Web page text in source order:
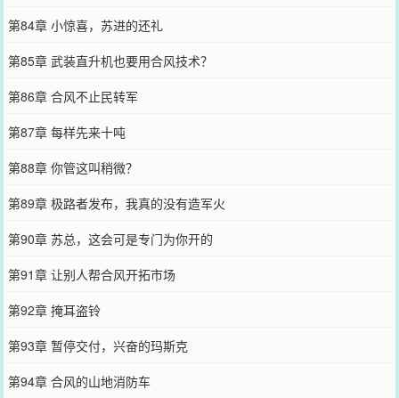
第84章 小惊喜，苏进的还礼
第85章 武装直升机也要用合风技术？
第86章 合风不止民转军
第87章 每样先来十吨
第88章 你管这叫稍微？
第89章 极路者发布，我真的没有造军火
第90章 苏总，这会可是专门为你开的
第91章 让别人帮合风开拓市场
第92章 掩耳盗铃
第93章 暂停交付，兴奋的玛斯克
第94章 合风的山地消防车